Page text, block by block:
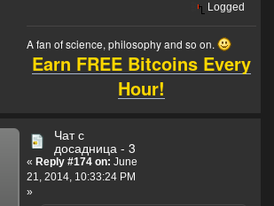
Logged
A fan of science, philosophy and so on.
Earn FREE Bitcoins Every
Hour!
Чат с
досадница - 3
« Reply #174 on: June
21, 2014, 10:33:24 PM
»